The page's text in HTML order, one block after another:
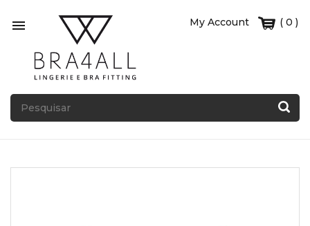
 ( 0 )
My Account